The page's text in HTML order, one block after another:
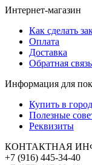
Интернет-магазин
Как сделать
Оплата
Доставка
Обратная связь
Информация для
Купить в
Полезные
Реквизиты
КОНТАКТНАЯ
+7 (916) 445-34-40